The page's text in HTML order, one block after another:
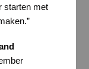
starten met